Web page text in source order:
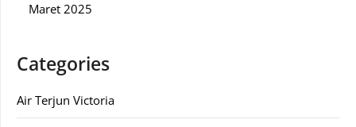
Maret 2025
Categories
Air Terjun Victoria